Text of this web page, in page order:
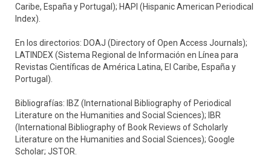
Caribe, España y Portugal); HAPI (Hispanic American Periodical
Index).
En los directorios: DOAJ (Directory of Open Access Journals);
LATINDEX (Sistema Regional de Información en Línea para
Revistas Científicas de América Latina, El Caribe, España y
Portugal).
Bibliografías: IBZ (International Bibliography of Periodical
Literature on the Humanities and Social Sciences); IBR
(International Bibliography of Book Reviews of Scholarly
Literature on the Humanities and Social Sciences); Google
Scholar; JSTOR.